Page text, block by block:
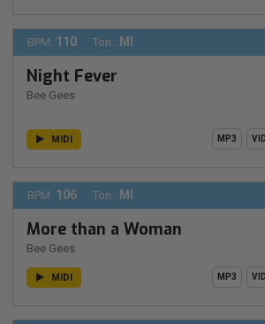
BPM: 110 Ton.: MI
Night Fever
Bee Gees
MIDI MP3
BPM: 106 Ton.: MI
More than a Woman
Bee Gees
MIDI MP3